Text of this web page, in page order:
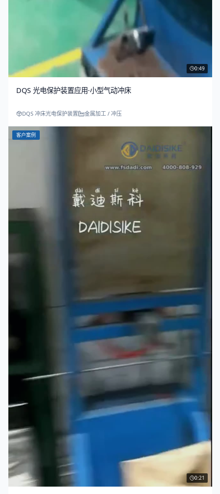
0:49
DQS 光电保护装置应用·小型气动冲床
DQS 冲床光电保护装置 金属加工 / 冲压
0:21
客户案例